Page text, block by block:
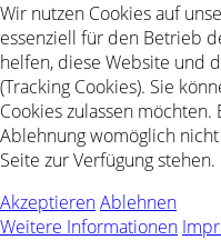
Wir nutzen Cookies auf
essenziell für den Betrieb
helfen, diese Website und
(Tracking Cookies). Sie
Cookies zulassen
Ablehnung womöglich
Seite zur Verfügung stehen.
AkzeptierenAblehnen
Weitere Informationen